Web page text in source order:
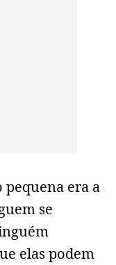
era a
se
elas podem